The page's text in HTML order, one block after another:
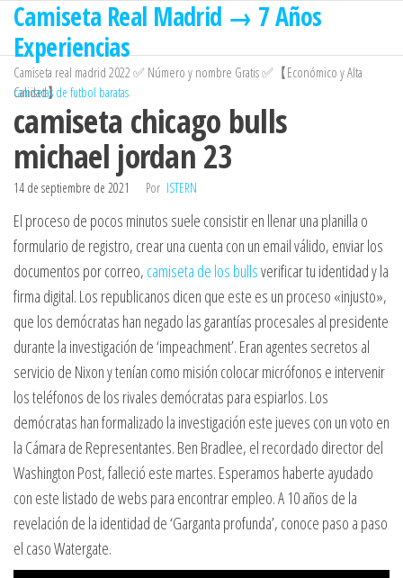
Saltar
contenido
Camiseta Real Madrid → 7 Años
Experiencias
Camiseta real madrid 2022 ✅ Número y nombre Gratis ✅【Económico y Alta
Calidad】
camisetas de futbol baratas
camiseta chicago bulls
michael jordan 23
14 de septiembre de 2021 Por ISTERN
El proceso de pocos minutos suele consistir en llenar una planilla o
formulario de registro, crear una cuenta con un email válido, enviar los
documentos por correo, camiseta de los bullsverificar tu identidad y la
firma digital. Los republicanos dicen que este es un proceso «injusto»,
que los demócratas han negado las garantías procesales al presidente
durante la investigación de ‘impeachment’. Eran agentes secretos al
servicio de Nixon y tenían como misión colocar micrófonos e intervenir
los teléfonos de los rivales demócratas para espiarlos. Los
demócratas han formalizado la investigación este jueves con un voto en
la Cámara de Representantes. Ben Bradlee, el recordado director del
Washington Post, falleció este martes. Esperamos haberte ayudado
con este listado de webs para encontrar empleo. A 10 años de la
revelación de la identidad de ‘Garganta profunda’, conoce paso a paso
el caso Watergate.